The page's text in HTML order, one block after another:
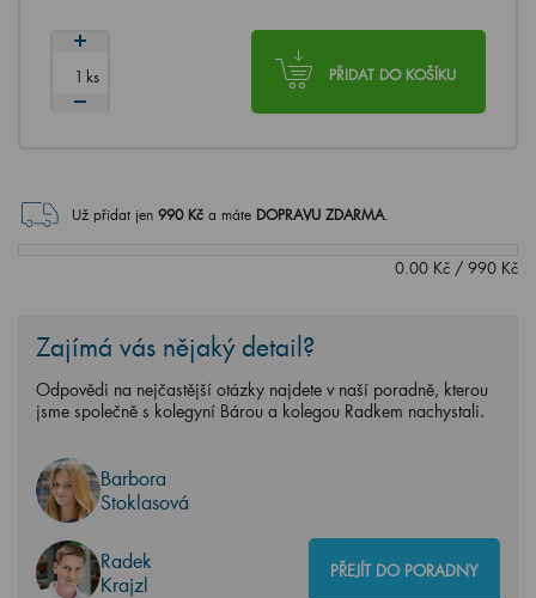
PŘIDAT DO KOŠÍKU
ks
Už přidat jen 990Kč a máte DOPRAVU ZDARMA.
0.00 Kč / 990 Kč
Zajímá vás nějaký detail?
Odpovědi na nejčastější otázky najdete v naší poradně, kterou
jsme společně s kolegyní Bárou a kolegou Radkem nachystali.
Barbora
Stoklasová
Radek
Krajzl
PŘEJÍT DO PORADNY